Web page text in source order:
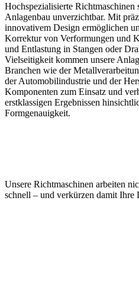
Hochspezialisierte Richtmaschinen
Anlagenbau unverzichtbar. Mit
innovativem Design ermöglichen
Korrektur von Verformungen und
und Entlastung in Stangen oder
Vielseitigkeit kommen unsere
Branchen wie der
der Automobilindustrie und der
Komponenten zum Einsatz und
erstklassigen Ergebnissen
Formgenauigkeit.
Unsere Richtmaschinen arbeiten
schnell – und verkürzen damit Ihre